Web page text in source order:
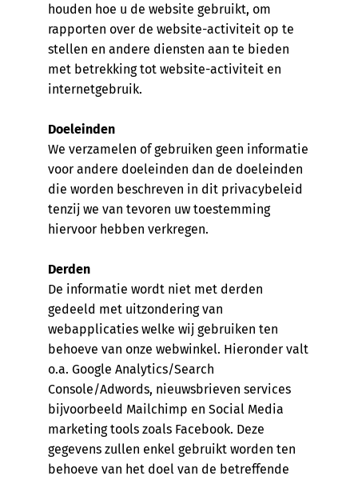
houden hoe u de website gebruikt, om
rapporten over de website-activiteit op te
stellen en andere diensten aan te bieden
met betrekking tot website-activiteit en
internetgebruik.
Doeleinden
We verzamelen of gebruiken geen informatie
voor andere doeleinden dan de doeleinden
die worden beschreven in dit privacybeleid
tenzij we van tevoren uw toestemming
hiervoor hebben verkregen.
Derden
De informatie wordt niet met derden
gedeeld met uitzondering van
webapplicaties welke wij gebruiken ten
behoeve van onze webwinkel. Hieronder valt
o.a. Google Analytics/Search
Console/Adwords, nieuwsbrieven services
bijvoorbeeld Mailchimp en Social Media
marketing tools zoals Facebook. Deze
gegevens zullen enkel gebruikt worden ten
behoeve van het doel van de betreffende